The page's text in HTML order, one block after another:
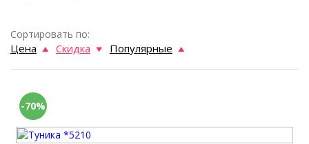
Сортировать по:
Цена Скидка Популярные
-70%